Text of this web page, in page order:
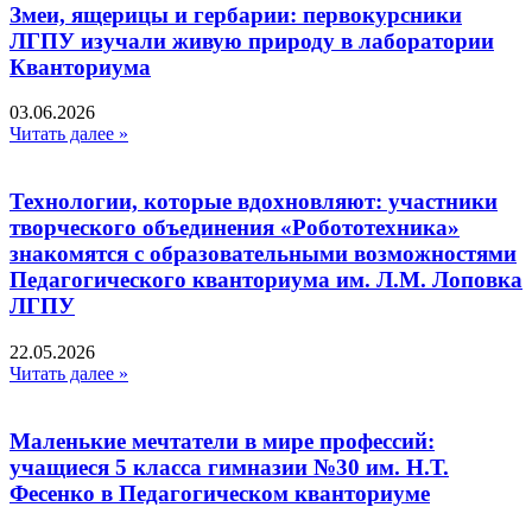
Змеи, ящерицы и гербарии: первокурсники
ЛГПУ изучали живую природу в лаборатории
Кванториума
03.06.2026
Читать далее »
Технологии, которые вдохновляют: участники
творческого объединения «Робототехника»
знакомятся с образовательными возможностями
Педагогического кванториума им. Л.М. Лоповка
ЛГПУ
22.05.2026
Читать далее »
Маленькие мечтатели в мире профессий:
учащиеся 5 класса гимназии №30 им. Н.Т.
Фесенко в Педагогическом кванториуме